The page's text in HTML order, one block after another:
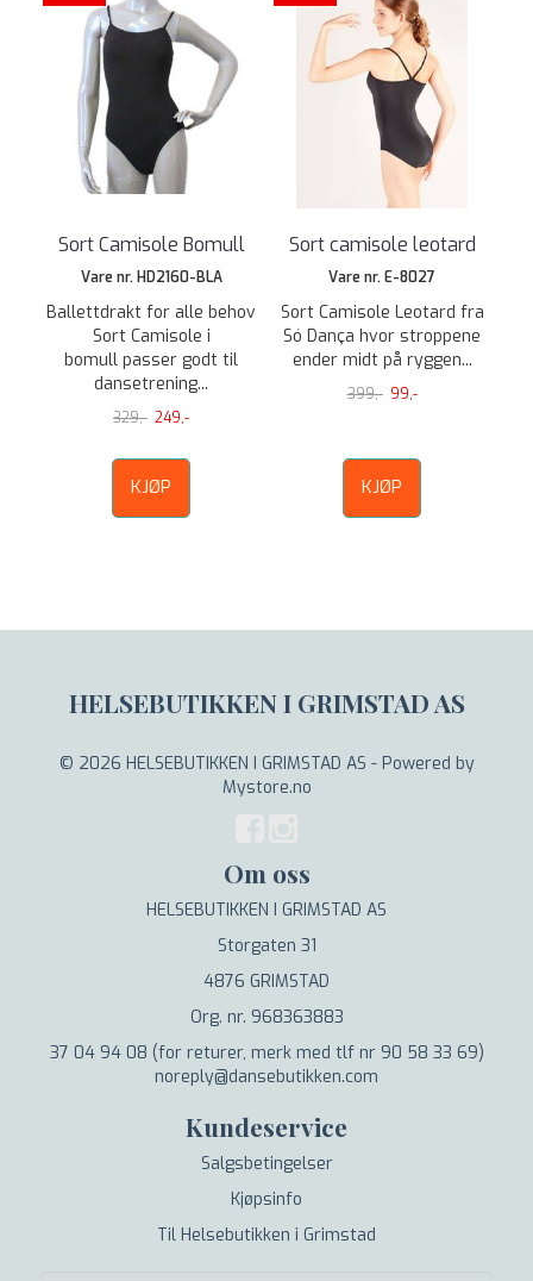
Sort Camisole Bomull
Vare nr. HD2160-BLA
Ballettdrakt for alle behov
Sort Camisole i
bomull passer godt til
dansetrening...
329,- 249,-
KJØP
Sort camisole leotard
Vare nr. E-8027
Sort Camisole Leotard fra
Só Dança hvor stroppene
ender midt på ryggen...
399,- 99,-
KJØP
HELSEBUTIKKEN I GRIMSTAD AS
© 2026 HELSEBUTIKKEN I GRIMSTAD AS - Powered by
Mystore.no
Om oss
HELSEBUTIKKEN I GRIMSTAD AS
Storgaten 31
4876 GRIMSTAD
Org. nr. 968363883
37 04 94 08 (for returer, merk med tlf nr 90 58 33 69)
noreply@dansebutikken.com
Kundeservice
Salgsbetingelser
Kjøpsinfo
Til Helsebutikken i Grimstad